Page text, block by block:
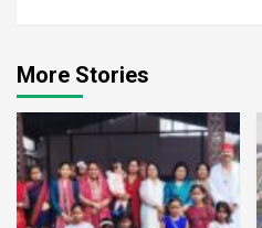
More Stories